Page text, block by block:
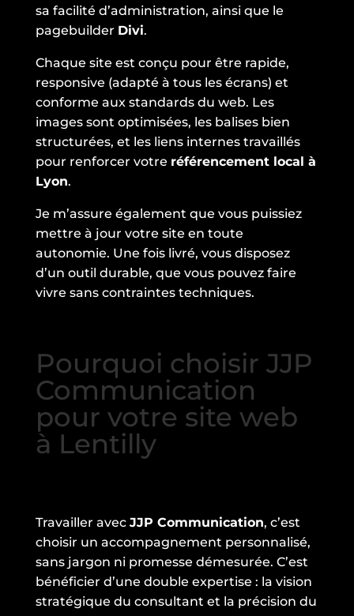
sa facilité d’administration, ainsi que le
pagebuilder Divi.
Chaque site est conçu pour être rapide,
responsive (adapté à tous les écrans) et
conforme aux standards du web. Les
images sont optimisées, les balises bien
structurées, et les liens internes travaillés
pour renforcer votre référencement local à
Lyon.
Je m’assure également que vous puissiez
mettre à jour votre site en toute
autonomie. Une fois livré, vous disposez
d’un outil durable, que vous pouvez faire
vivre sans contraintes techniques.
Pourquoi choisir JJP
Communication
pour votre site web
à Lentilly
Travailler avec JJP Communication, c’est
choisir un accompagnement personnalisé,
sans jargon ni promesse démesurée. C’est
bénéficier d’une double expertise : la vision
stratégique du consultant et la précision du